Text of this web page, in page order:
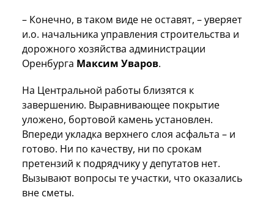
– Конечно, в таком виде не оставят, – уверяет
и.о. начальника управления строительства и
дорожного хозяйства администрации
Оренбурга Максим Уваров.
На Центральной работы близятся к
завершению. Выравнивающее покрытие
уложено, бортовой камень установлен.
Впереди укладка верхнего слоя асфальта – и
готово. Ни по качеству, ни по срокам
претензий к подрядчику у депутатов нет.
Вызывают вопросы те участки, что оказались
вне сметы.